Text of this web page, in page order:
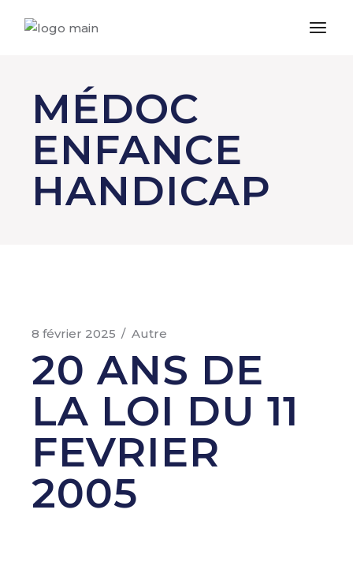
MÉDOC
ENFANCE
HANDICAP
8 février 2025 Autre
20 ANS DE
LA LOI DU 11
FEVRIER
2005